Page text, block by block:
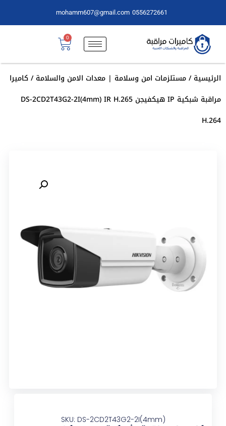
0556272661
mohamm607@gmail.com
0
الرئيسية/مستلزمات امن وسلامة | معدات الامن والسلامة/ كاميرا
مراقبة شبكية IP هيكفيجن DS-2CD2T43G2-2I(4mm) IR H.265
H.264
SKU: DS-2CD2T43G2-2I(4mm)